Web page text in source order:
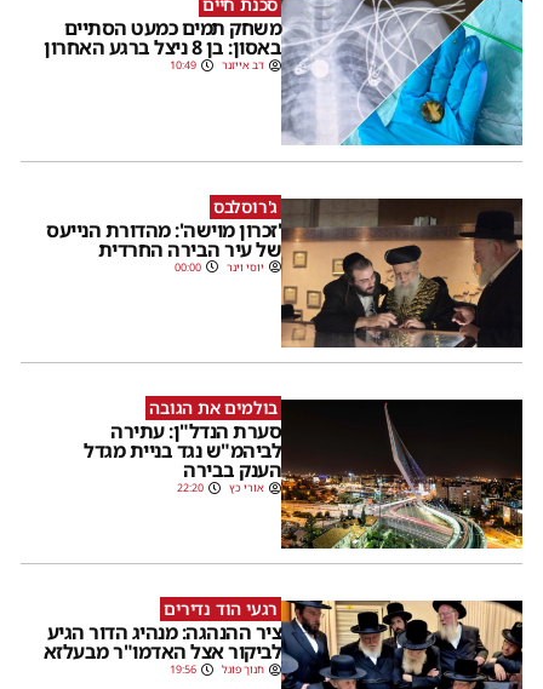
משחק תמים כמעט הסתיים
באסון: בן 8 ניצל ברגע האחרון
דב אייזנר 10:49
ג'רוסלבס
'זכרון מוישה': מהדורת הנייעס
של עיר הבירה החרדית
יוסי וינר 00:00
בולמים את הגובה
סערת הנדל"ן: עתירה
לביהמ"ש נגד בניית מגדל
הענק בבירה
אורי כץ 22:20
רגעי הוד נדירים
ציר ההנהגה: מנהיג הדור הגיע
לביקור אצל האדמו"ר מבעלזא
חנוך פוגל 19:56